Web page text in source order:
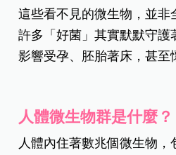
這些看不見的微生物，並非
許多「好菌」其實默默守護
影響受孕、胚胎著床，甚至
人體微生物群是什麼？
人體內住著數兆個微生物